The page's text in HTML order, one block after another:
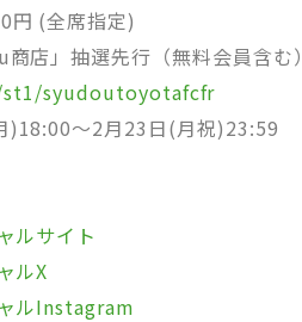
円 (全席指定)
店」抽選先行（無料会員含む）
syudoutoyotafcfr
)18:00～2月23日(月祝)23:59
ルサイト
ルX
ルInstagram